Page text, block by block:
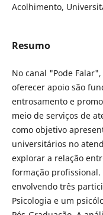
Acolhimento,
Resumo
No canal "Pode
oferecer apoio são
entrosamento e
meio de serviços de
como objetivo
universitários no
explorar a relação
formação
envolvendo três
Psicologia e um